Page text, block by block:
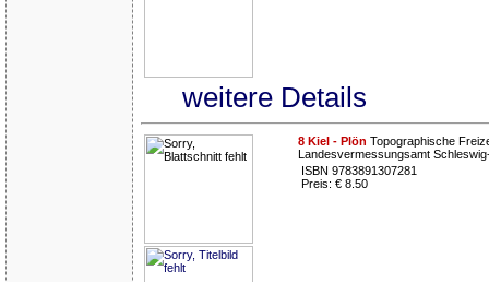
weitere Details
8 Kiel - Plön Topographische
Landesvermessungsamt
ISBN 9783891307281
Preis: € 8.50